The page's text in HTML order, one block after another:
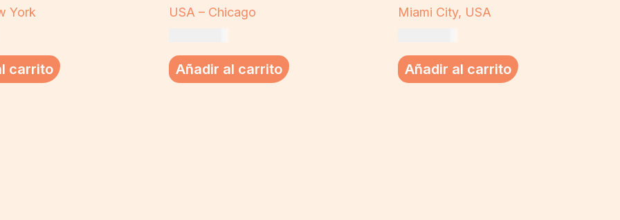
York
carrito
USA – Chicago
Añadir al carrito
Miami City, USA
Añadir al carrito